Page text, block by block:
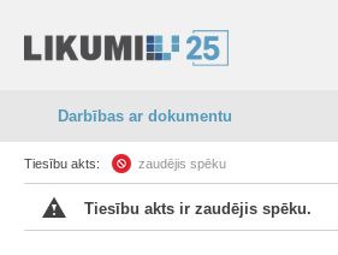
Darbības ar dokumentu
Tiesību akts: zaudējis spēku
Tiesību akts ir zaudējis spēku.